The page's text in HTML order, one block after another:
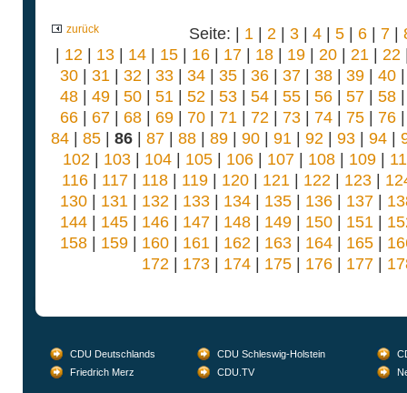
zurück Seite: | 1 | 2 | 3 | 4 | 5 | 6 | 7 |
| 12 | 13| 14| 15| 16| 17| 18| 19| 20| 21 | 22
30| 31 | 32 | 33| 34| 35| 36| 37| 38| 39| 40
48| 49| 50| 51 | 52 | 53| 54| 55| 56| 57| 58
66| 67| 68| 69| 70| 71 | 72 | 73| 74| 75| 76
84| 85| 86| 87| 88| 89| 90| 91 | 92 | 93| 94|
102 | 103 | 104 | 105 | 106 | 107 | 108 | 109 |
116| 117| 118| 119| 120| 121 | 122 | 123|
130| 131 | 132 | 133| 134| 135| 136| 137|
144| 145| 146| 147| 148| 149| 150| 151 |
158| 159| 160| 161 | 162 | 163| 164| 165|
172 | 173| 174| 175| 176| 177|
CDU Deutschlands CDU Schleswig-Holstein
Friedrich Merz
CDU.TV